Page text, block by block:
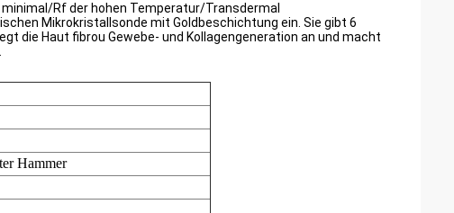
Rf der hohen Temperatur/Transdermal
Mikrokristallsonde mit Goldbeschichtung ein. Sie gibt 6
die Haut fibrou Gewebe- und Kollagengeneration an und macht
Hammer